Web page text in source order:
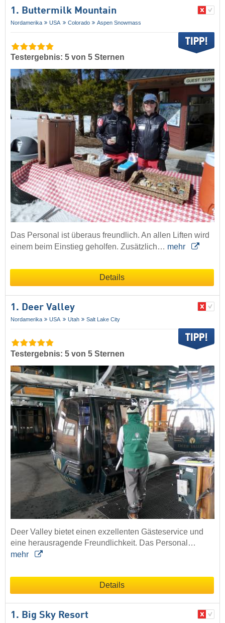
1. Buttermilk Mountain
Nordamerika USA Colorado Aspen Snowmass
Testergebnis: 5 von 5 Sternen
Das Personal ist überaus freundlich. An allen Liften wird
einem beim Einstieg geholfen. Zusätzlich… mehr
Details
1. Deer Valley
Nordamerika USA Utah Salt Lake City
Testergebnis: 5 von 5 Sternen
Deer Valley bietet einen exzellenten Gästeservice und
eine herausragende Freundlichkeit. Das Personal…
mehr
Details
1. Big Sky Resort